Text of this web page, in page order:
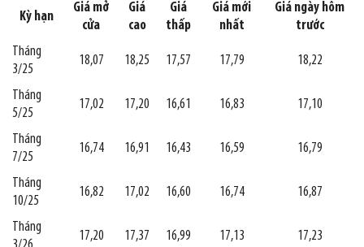
Kỳ hạn
Giá mở
cửa
Giá
cao
Giá
thấp
Giá mới
nhất
Giá ngày hôm
trước
Tháng
3/25
18,07 18,25 17,57 17,79 18,22
Tháng
5/25
17,02 17,20 16,61 16,83 17,10
Tháng
7/25
16,74 16,91 16,43 16,59 16,79
Tháng
10/25
16,82 17,02 16,60 16,74 16,87
Tháng
17,20 17,37 16,99 17,13 17,23